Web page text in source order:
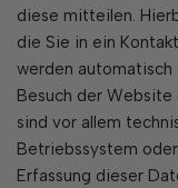
diese mitteilen.
die Sie in ein
werden automatisch
Besuch der Website
sind vor allem
Betriebssystem
Erfassung dieser